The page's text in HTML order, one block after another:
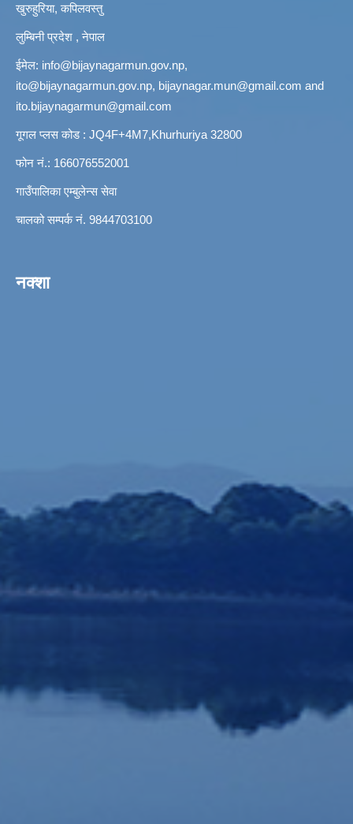
खुरुहुरिया, कपिलवस्तु
लुम्बिनी प्रदेश , नेपाल
ईमेल: info@bijaynagarmun.gov.np,
ito@bijaynagarmun.gov.np, bijaynagar.mun@gmail.com and
ito.bijaynagarmun@gmail.com
गूगल प्लस कोड : JQ4F+4M7,Khurhuriya 32800
फोन नं.: 166076552001
गाउँपालिका एम्बुलेन्स सेवा
चालको सम्पर्क नं. 9844703100
नक्शा